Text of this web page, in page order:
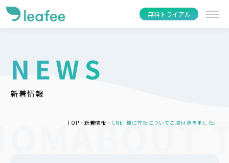
無料トライアル
NEWS
新着情報
TOP 新着情報 CNET様に弊社についてご取材頂きました。